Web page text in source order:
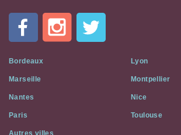
Flat
Social
Media
Bordeaux Lyon
Marseille Montpellier
Nantes Nice
Paris Toulouse
Autres villes